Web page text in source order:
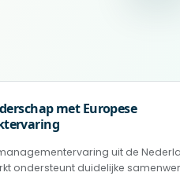
met Europese
uit de
ondersteunt duidelijke